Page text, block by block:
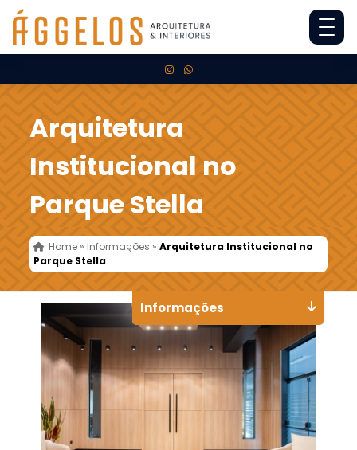
Arquitetura
Institucional no
Parque Stella
Home » Informações »Arquitetura Institucional no
Parque Stella
Informações